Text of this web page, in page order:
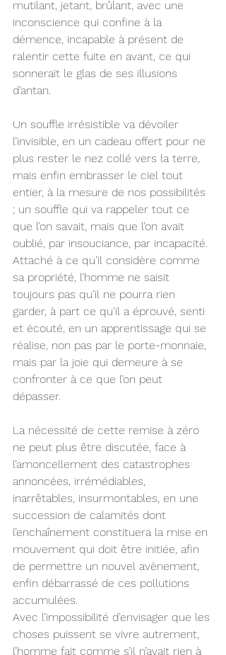
mutilant, jetant, brûlant, avec une
inconscience qui confine à la
démence, incapable à présent de
ralentir cette fuite en avant, ce qui
sonnerait le glas de ses illusions
d’antan.
Un souffle irrésistible va dévoiler
l’invisible, en un cadeau offert pour ne
plus rester le nez collé vers la terre,
mais enfin embrasser le ciel tout
entier, à la mesure de nos possibilités
; un souffle qui va rappeler tout ce
que l’on savait, mais que l’on avait
oublié, par insouciance, par incapacité.
Attaché à ce qu’il considère comme
sa propriété, l’homme ne saisit
toujours pas qu’il ne pourra rien
garder, à part ce qu’il a éprouvé, senti
et écouté, en un apprentissage qui se
réalise, non pas par le porte-monnaie,
mais par la joie qui demeure à se
confronter à ce que l’on peut
dépasser.
La nécessité de cette remise à zéro
ne peut plus être discutée, face à
l’amoncellement des catastrophes
annoncées, irrémédiables,
inarrêtables, insurmontables, en une
succession de calamités dont
l’enchaînement constituera la mise en
mouvement qui doit être initiée, afin
de permettre un nouvel avènement,
enfin débarrassé de ces pollutions
accumulées.
Avec l’impossibilité d’envisager que les
choses puissent se vivre autrement,
l’homme fait comme s’il n’avait rien à